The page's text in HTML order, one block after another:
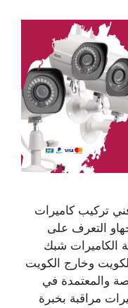
تركيب كاميرات
التعرف على
الكاميرات شبك
وخارج الكويت
والمعتمدة في
مراقبة بخبرة